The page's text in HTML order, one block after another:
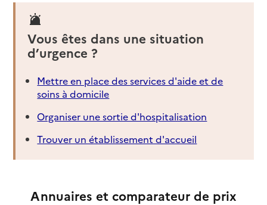
Vous êtes dans une situation
d’urgence ?
Mettre en place des services d'aide et de
soins à domicile
Organiser une sortie d'hospitalisation
Trouver un établissement d'accueil
Annuaires et comparateur de prix